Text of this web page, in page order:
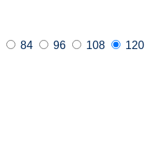
84 96 108
120